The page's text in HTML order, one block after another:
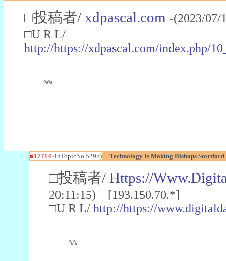
□投稿者/ xdpascal.com -(2023/
□U R L/
http://https://xdpascal.com/index.php/
%%
■17714/inTopicNo.5295) Technology Is Making Bishops
□投稿者/ Https://
20:11:15) [193.150.70.*]
□U R L/ http://https://
%%